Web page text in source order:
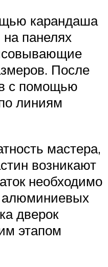
карандаша
панелях
После
с помощью
линиям
мастера,
возникают
необходимо
дверок
этапом